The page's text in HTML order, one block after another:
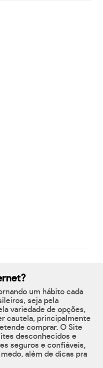
um hábito cada
seja pela
variedade de opções,
cautela, principalmente
comprar. O Site
desconhecidos e
seguros e confiáveis,
além de dicas pra